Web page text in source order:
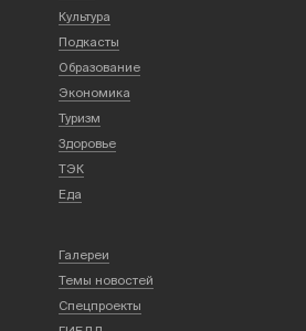
Культура
Подкасты
Образование
Экономика
Туризм
Здоровье
ТЭК
Еда
Галереи
Темы новостей
Спецпроекты